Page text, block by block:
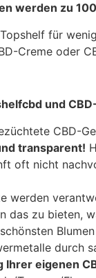
werden zu
für
Creme oder
und
CBD-
transparent!
oft nicht
werden
das zu bieten,
durch
Ihrer eigenen